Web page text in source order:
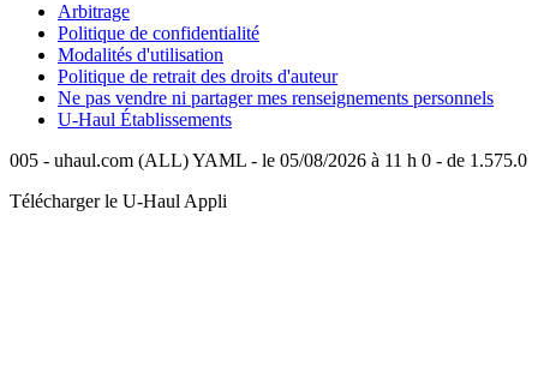
Arbitrage
Politique de confidentialité
Modalités d'utilisation
Politique de retrait des droits d'auteur
Ne pas vendre ni partager mes renseignements personnels
U-Haul Établissements
005 - uhaul.com (ALL) YAML - le 05/08/2026 à 11 h 0 - de 1.575.0
Télécharger le U-Haul Appli